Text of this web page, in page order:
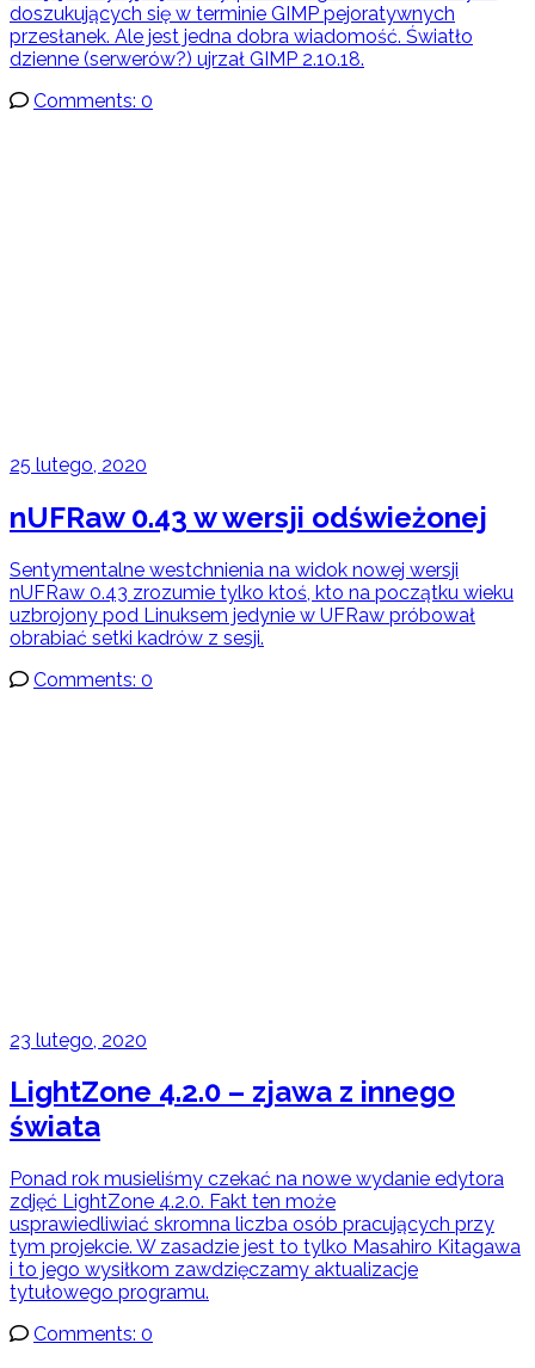
doszukujących się w terminie GIMP pejoratywnych
przesłanek. Ale jest jedna dobra wiadomość. Światło
dzienne (serwerów?) ujrzał GIMP 2.10.18.
Comments: 0
25 lutego, 2020
nUFRaw 0.43 w wersji odświeżonej
Sentymentalne westchnienia na widok nowej wersji
nUFRaw 0.43 zrozumie tylko ktoś, kto na początku wieku
uzbrojony pod Linuksem jedynie w UFRaw próbował
obrabiać setki kadrów z sesji.
Comments: 0
23 lutego, 2020
LightZone 4.2.0 – zjawa z innego
świata
Ponad rok musieliśmy czekać na nowe wydanie edytora
zdjęć LightZone 4.2.0. Fakt ten może
usprawiedliwiać skromna liczba osób pracujących przy
tym projekcie. W zasadzie jest to tylko Masahiro Kitagawa
i to jego wysiłkom zawdzięczamy aktualizacje
tytułowego programu.
Comments: 0